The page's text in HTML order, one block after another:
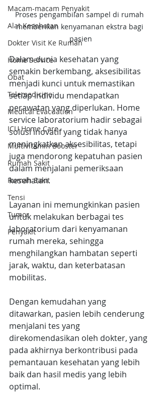
Macam-macam Penyakit
Alat Kesehatan
Dokter Visit Ke Rumah
Home Service
Obat
Telemedicine
Medical Evacuation
ICU Home Care
Multivitamin Booster
Rumah Sakit
Rumah Sakit
Tensi
Tumor
Penyakit
Proses pengambilan sampel di rumah
memberikan kenyamanan ekstra bagi
pasien
Dalam dunia kesehatan yang
semakin berkembang, aksesibilitas
menjadi kunci untuk memastikan
setiap individu mendapatkan
perawatan yang diperlukan. Home
service laboratorium hadir sebagai
solusi inovatif yang tidak hanya
meningkatkan aksesibilitas, tetapi
juga mendorong kepatuhan pasien
dalam menjalani pemeriksaan
kesehatan.
Layanan ini memungkinkan pasien
untuk melakukan berbagai tes
laboratorium dari kenyamanan
rumah mereka, sehingga
menghilangkan hambatan seperti
jarak, waktu, dan keterbatasan
mobilitas.
Dengan kemudahan yang
ditawarkan, pasien lebih cenderung
menjalani tes yang
direkomendasikan oleh dokter, yang
pada akhirnya berkontribusi pada
pemantauan kesehatan yang lebih
baik dan hasil medis yang lebih
optimal.